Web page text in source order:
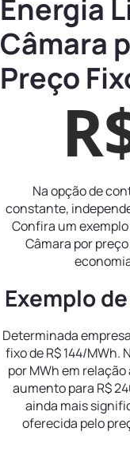
Energia
Câmara
Preço
Na opção de
constante,
Confira um
Câmara por
Exemplo
Determinada
fixo de R$ 144/MWh.
por MWh em
aumento para R$
ainda mais
oferecida pelo